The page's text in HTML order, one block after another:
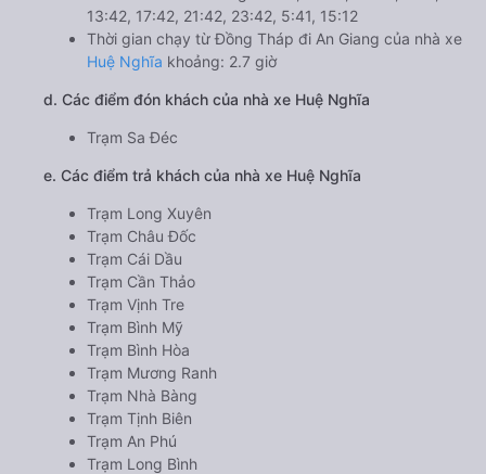
13:42, 17:42, 21:42, 23:42, 5:41, 15:12
Thời gian chạy từ Đồng Tháp đi An Giang của nhà xe
Huệ Nghĩa khoảng: 2.7 giờ
d. Các điểm đón khách của nhà xe Huệ Nghĩa
Trạm Sa Đéc
e. Các điểm trả khách của nhà xe Huệ Nghĩa
Trạm Long Xuyên
Trạm Châu Đốc
Trạm Cái Dầu
Trạm Cần Thảo
Trạm Vịnh Tre
Trạm Bình Mỹ
Trạm Bình Hòa
Trạm Mương Ranh
Trạm Nhà Bàng
Trạm Tịnh Biên
Trạm An Phú
Trạm Long Bình